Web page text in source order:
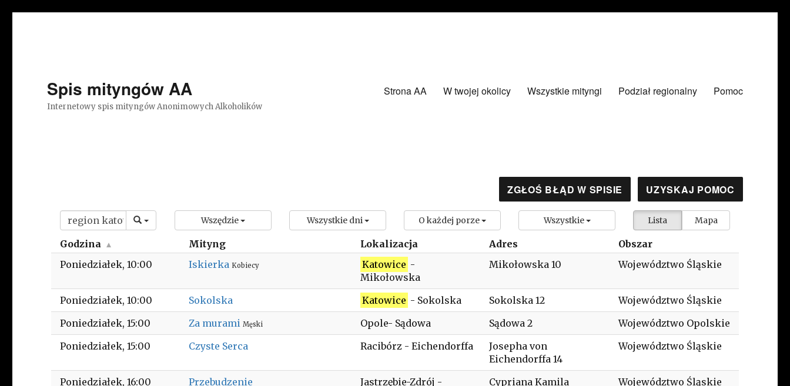
Spis mityngów AA
Internetowy spis mityngów Anonimowych Alkoholików
Strona AA W twojej okolicy Wszystkie mityngi Podział regionalny Pomoc
ZGŁOŚ BŁĄD W SPISIE UZYSKAJ POMOC
Lista Mapa
Wszędzie Wszystkie dni O każdej porze Wszystkie
Godzina Mityng Lokalizacja Adres
Obszar
Poniedziałek 10:00 Iskierka Kobiecy Katowice -
Mikołowska
Mikołowska 10 Województwo Śląskie
Poniedziałek 10:00 Sokolska Katowice - Sokolska Sokolska 12
Województwo Śląskie
Poniedziałek 15:00 Za murami Męski Opole- Sądowa Sądowa 2
Województwo Opolskie
Poniedziałek 15:00 Czyste Serca Racibórz - Eichendorffa
Josepha von
Eichendorffa 14
Województwo Śląskie
Poniedziałek 16:00 Przebudzenie
Jastrzębie-Zdrój -
Cypriana Kamila
Województwo Śląskie